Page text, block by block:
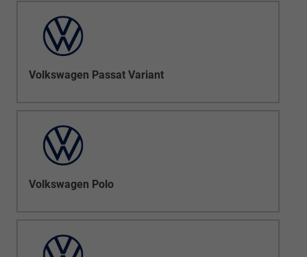
Volkswagen Passat Variant
Volkswagen Polo